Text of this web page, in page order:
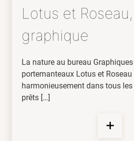
Lotus et
graphique
La nature au bureau
portemanteaux Lotus et Roseau
harmonieusement dans tous
prêts […]